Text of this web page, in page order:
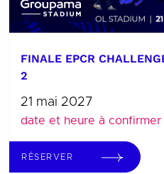
FINALE EPCR
2
21 mai 2027
date et heure à confirmer
RÉSERVER